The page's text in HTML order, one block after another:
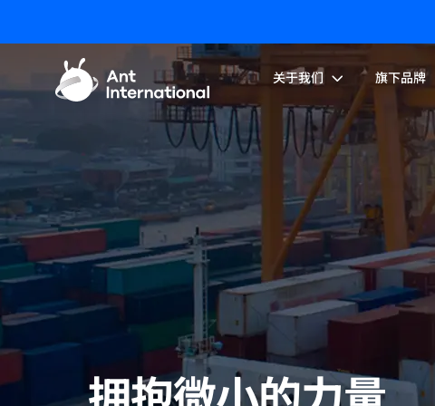
关于我们 旗下品牌